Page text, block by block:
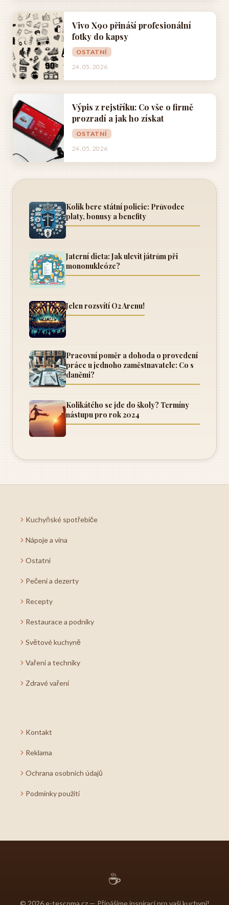
Vivo X90 přináší profesionální
fotky do kapsy
OSTATNÍ
24. 05. 2026
Výpis z rejstříku: Co vše o firmě
prozradí a jak ho získat
OSTATNÍ
24. 05. 2026
Kolik bere státní policie: Průvodce
platy, bonusy a benefity
Jaterní dieta: Jak ulevit játrům při
mononukleóze?
Jelen rozsvítí O2 Arenu!
Pracovní poměr a dohoda o provedení
práce u jednoho zaměstnavatele: Co s
daněmi?
Kolikátého se jde do školy? Termíny
nástupu pro rok 2024
Kuchyňské spotřebiče
Nápoje a vína
Ostatní
Pečení a dezerty
Recepty
Restaurace a podniky
Světové kuchyně
Vaření a techniky
Zdravé vaření
Kontakt
Reklama
Ochrana osobních údajů
Podmínky použití
☕
© 2026 e-tescoma.cz — Přinášíme inspiraci pro vaši kuchyni!